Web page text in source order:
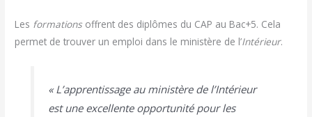
Les formationsoffrent des diplômes du CAP au Bac+5. Cela
permet de trouver un emploi dans le ministère de l’Intérieur.
« L’apprentissage au ministère de l’Intérieur
est une excellente opportunité pour les